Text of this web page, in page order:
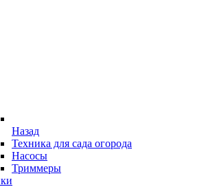
Назад
Техника для сада огорода
Насосы
Триммеры